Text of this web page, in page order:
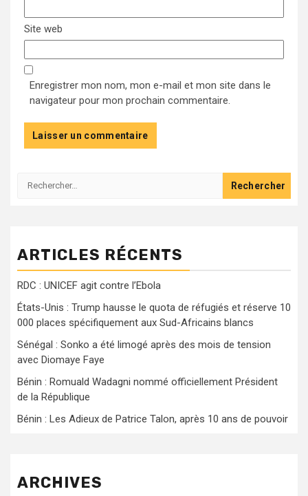
Site web
Enregistrer mon nom, mon e-mail et mon site dans le
navigateur pour mon prochain commentaire.
Rechercher :
ARTICLES RÉCENTS
RDC : UNICEF agit contre l’Ebola
États-Unis : Trump hausse le quota de réfugiés et réserve 10
000 places spécifiquement aux Sud-Africains blancs
Sénégal : Sonko a été limogé après des mois de tension
avec Diomaye Faye
Bénin : Romuald Wadagni nommé officiellement Président
de la République
Bénin : Les Adieux de Patrice Talon, après 10 ans de pouvoir
ARCHIVES